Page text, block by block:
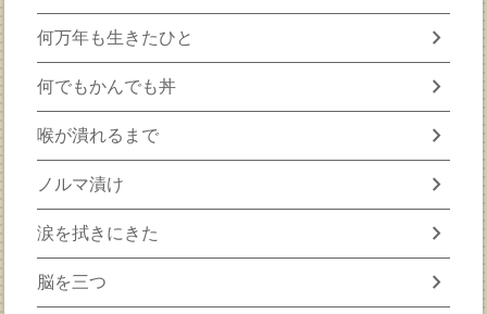
何万年も生きたひと chevron_right
何でもかんでも丼 chevron_right
喉が潰れるまで chevron_right
ノルマ漬け chevron_right
涙を拭きにきた chevron_right
脳を三つ chevron_right